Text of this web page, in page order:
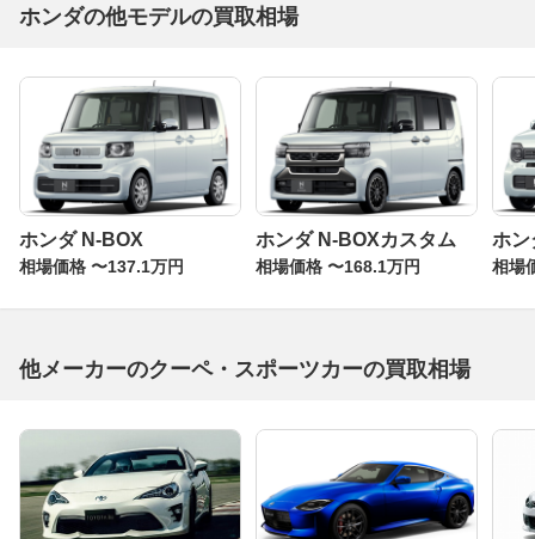
ホンダの他モデルの買取相場
ホンダ N-BOX
相場価格 〜137.1万円
ホンダ N-BOXカスタム
相場価格 〜168.1万円
ホン
相場
他メーカーのクーペ・スポーツカーの買取相場